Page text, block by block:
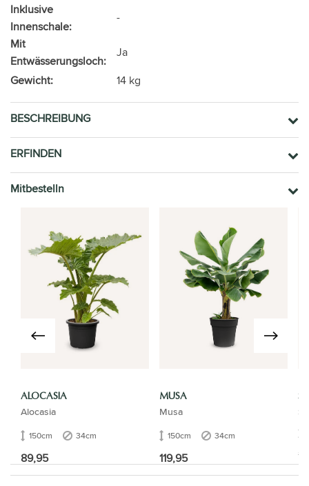
Inklusive
Innenschale:
-
Mit
Entwässerungsloch:
Ja
Gewicht:
14 kg
BESCHREIBUNG
ERFINDEN
Mitbestelln
ALOCASIA
Alocasia
150cm 34cm
89,95
MUSA
Musa
150cm 34cm
119,95